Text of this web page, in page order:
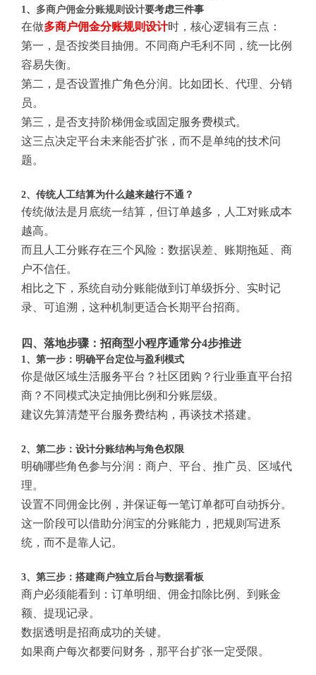
1、 多商户佣金分账规则设计要考虑三件事
在做多商户佣金分账规则设计时，核心逻辑有三点：
第一，是否按类目抽佣。不同商户毛利不同，统一比例
容易失衡。
第二，是否设置推广角色分润。比如团长、代理、分销
员。
第三，是否支持阶梯佣金或固定服务费模式。
这三点决定平台未来能否扩张，而不是单纯的技术问
题。
2、传统人工结算为什么越来越行不通？
传统做法是月底统一结算，但订单越多，人工对账成本
越高。
而且人工分账存在三个风险：数据误差、账期拖延、商
户不信任。
相比之下，系统自动分账能做到订单级拆分、实时记
录、可追溯，这种机制更适合长期平台招商。
四、落地步骤：招商型小程序通常分4步推进
1、第一步：明确平台定位与盈利模式
你是做区域生活服务平台？社区团购？行业垂直平台招
商？不同模式决定抽佣比例和分账层级。
建议先算清楚平台服务费结构，再谈技术搭建。
2、第二步：设计分账结构与角色权限
明确哪些角色参与分润：商户、平台、推广员、区域代
理。
设置不同佣金比例，并保证每一笔订单都可自动拆分。
这一阶段可以借助分润宝的分账能力，把规则写进系
统，而不是靠人记。
3、第三步：搭建商户独立后台与数据看板
商户必须能看到：订单明细、佣金扣除比例、到账金
额、提现记录。
数据透明是招商成功的关键。
如果商户每次都要问财务，那平台扩张一定受限。